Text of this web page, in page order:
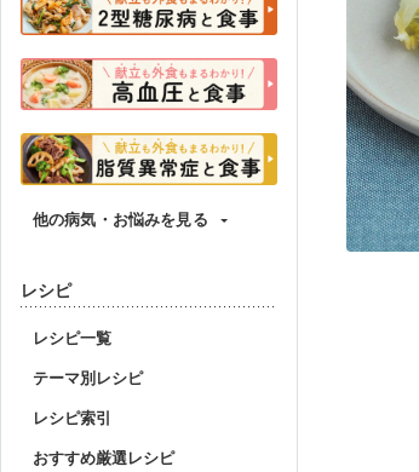
他の病気・お悩みを見る
レシピ
レシピ一覧
テーマ別レシピ
レシピ索引
おすすめ厳選レシピ